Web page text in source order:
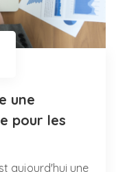
une
pour les
aujourd'hui une